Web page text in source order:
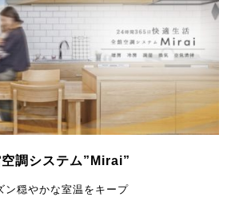
調システム”Mirai”
ン穏やかな室温をキープ